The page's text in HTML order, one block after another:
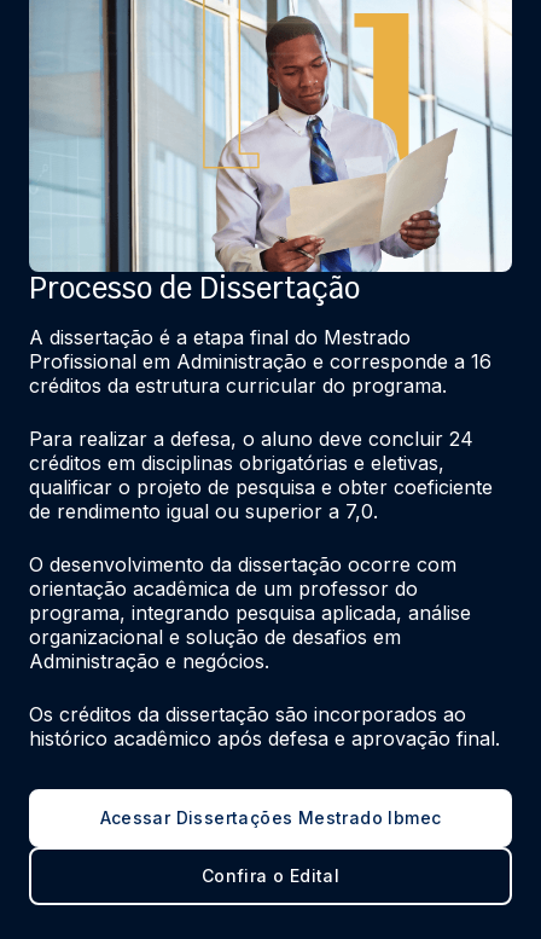
Processo de Dissertação
A dissertação é a etapa final do Mestrado
Profissional em Administração e corresponde a 16
créditos da estrutura curricular do programa.
Para realizar a defesa, o aluno deve concluir 24
créditos em disciplinas obrigatórias e eletivas,
qualificar o projeto de pesquisa e obter coeficiente
de rendimento igual ou superior a 7,0.
O desenvolvimento da dissertação ocorre com
orientação acadêmica de um professor do
programa, integrando pesquisa aplicada, análise
organizacional e solução de desafios em
Administração e negócios.
Os créditos da dissertação são incorporados ao
histórico acadêmico após defesa e aprovação final.
Confira o Edital
Acessar Dissertações Mestrado Ibmec